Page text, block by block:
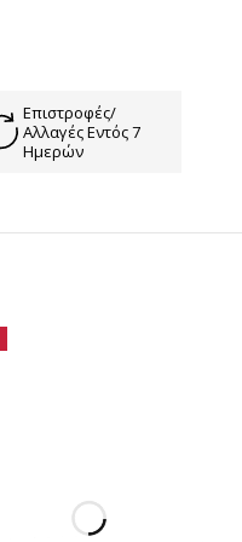
Επιστροφές/
Αλλαγές Εντός 7
Ημερών